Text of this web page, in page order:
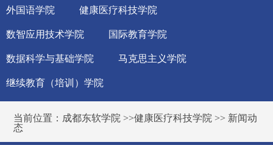
外国语学院 健康医疗科技学院
数智应用技术学院 国际教育学院
数据科学与基础学院 马克思主义学院
继续教育（培训）学院
当前位置： 成都东软学院 >>健康医疗科技学院 >> 新闻动
态